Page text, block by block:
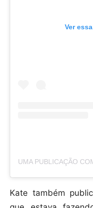
Ver
Kate também